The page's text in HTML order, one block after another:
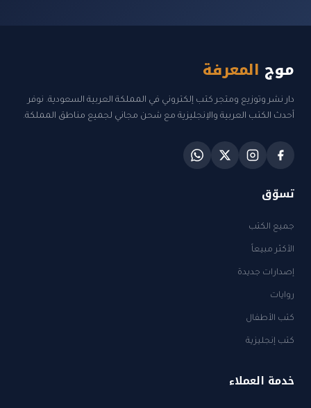
موج المعرفة
دار نشر وتوزيع ومتجر كتب إلكتروني في المملكة العربية السعودية. نوفر
أحدث الكتب العربية والإنجليزية مع شحن مجاني لجميع مناطق المملكة.
تسوّق
جميع الكتب
الأكثر مبيعاً
إصدارات جديدة
روايات
كتب الأطفال
كتب إنجليزية
خدمة العملاء